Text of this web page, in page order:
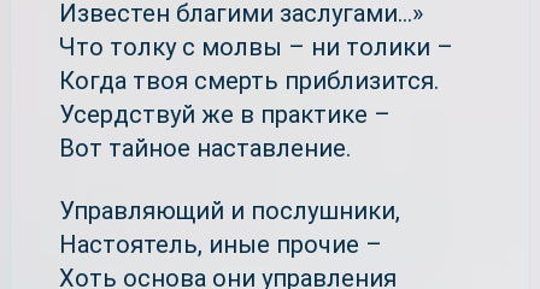
Известен благими заслугами...»
Что толку с молвы – ни толики –
Когда твоя смерть приблизится.
Усердствуй же в практике –
Вот тайное наставление.
Управляющий и послушники,
Настоятель, иные прочие –
Хоть основа они управления